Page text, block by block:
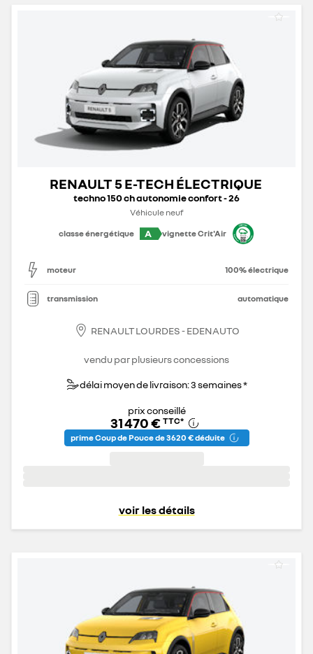
RENAULT 5 E-TECH ÉLECTRIQUE
techno 150 ch autonomie confort - 26
Véhicule neuf
classe énergétique
A vignette Crit'Air
moteur 100% électrique
transmission automatique
RENAULT LOURDES - EDENAUTO
vendu par plusieurs concessions
délai moyen de livraison: 3 semaines *
prix conseillé
31 470 € TTC*
prime Coup de Pouce de 3 620 € déduite
voir les détails